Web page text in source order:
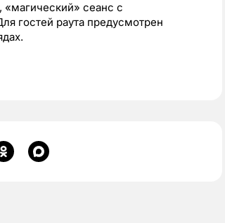
«магический» сеанс с
гостей раута предусмотрен